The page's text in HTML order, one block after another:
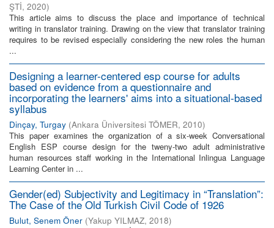
ŞTİ, 2020)
This article aims to discuss the place and importance of technical
writing in translator training. Drawing on the view that translator training
requires to be revised especially considering the new roles the human
...
Designing a learner-centered esp course for adults
based on evidence from a questionnaire and
incorporating the learners' aims into a situational-based
syllabus
Dinçay, Turgay (Ankara Üniversitesi TÖMER, 2010)
This paper examines the organization of a six-week Conversational
English ESP course design for the tweny-two adult administrative
human resources staff working in the International Inlingua Language
Learning Center in ...
Gender(ed) Subjectivity and Legitimacy in “Translation”:
The Case of the Old Turkish Civil Code of 1926
Bulut, Senem Öner (Yakup YILMAZ, 2018)